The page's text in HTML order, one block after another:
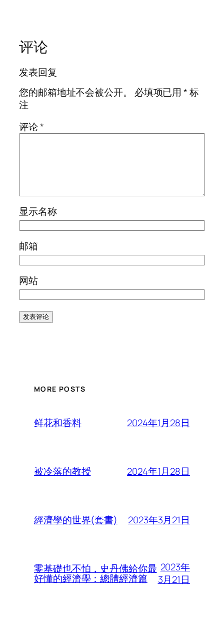
评论
发表回复
您的邮箱地址不会被公开。
必填项已用*标
注
评论*
显示名称
邮箱
网站
MORE POSTS
鲜花和香料 2024年1月28日
被冷落的教授 2024年1月28日
經濟學的世界(套書) 2023年3月21日
零基礎也不怕，史丹佛給你最
好懂的經濟學：總體經濟篇
2023年
3月21日